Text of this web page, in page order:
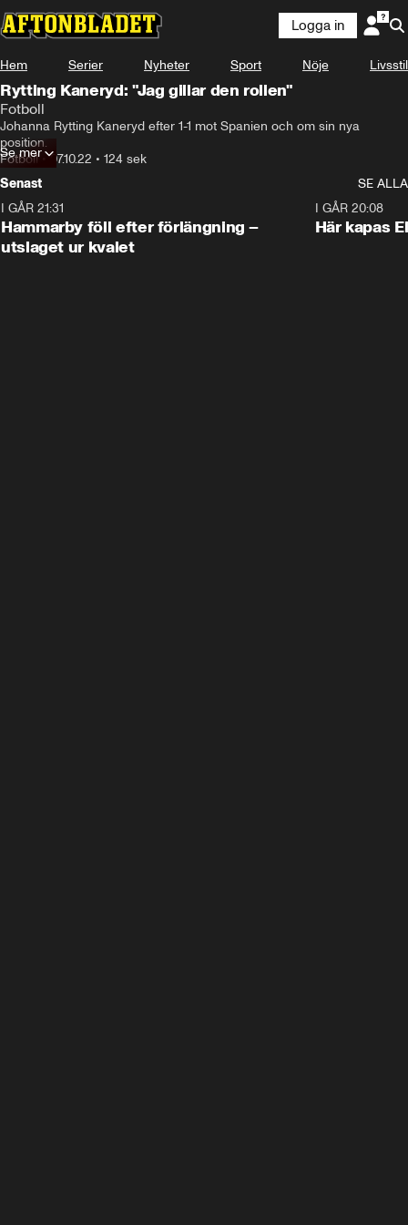
Logga in
Hem Serier Nyheter Sport Nöje Livsstil
Rytting Kaneryd: "Jag gillar den rollen"
Fotboll
Johanna Rytting Kaneryd efter 1-1 mot Spanien och om sin nya
position.
Fotboll•07.10.22 • 124 sek
Se mer
Senast
SE ALLA
I GÅR 21:31
Hammarby föll efter förlängning –
utslaget ur kvalet
I GÅR 20:08
Här kapas